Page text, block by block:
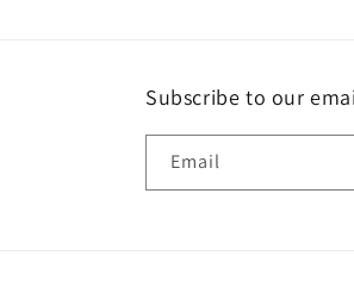
Subscribe to our
Email